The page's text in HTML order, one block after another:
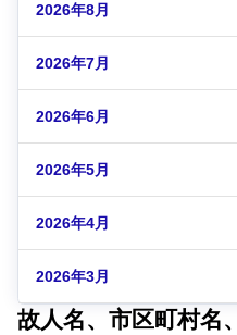
2026年8月
2026年7月
2026年6月
2026年5月
2026年4月
2026年3月
故人名、市区町村名